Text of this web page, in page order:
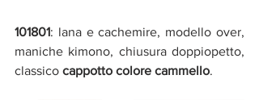
101801: lana e cachemire, modello over,
maniche kimono, chiusura doppiopetto,
classico cappotto colore cammello.